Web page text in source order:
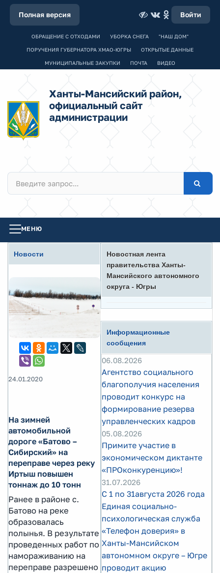
Полная версия Войти
ОБРАЩЕНИЕ С ОТХОДАМИ УБОРКА СНЕГА "НАШ ДОМ"
ПОРУЧЕНИЯ ГУБЕРНАТОРА ХМАО-ЮГРЫ ОТКРЫТЫЕ ДАННЫЕ
МУНИЦИПАЛЬНЫЕ ЗАКУПКИ ПОЧТА ВИДЕО
Ханты-Мансийский район,
официальный сайт
администрации
МЕНЮ
Новости
24.01.2020
На зимней
автомобильной
дороге «Батово –
Сибирский» на
переправе через реку
Иртыш повышен
тоннаж до 10 тонн
Ранее в районе с.
Батово на реке
образовалась
полынья. В результате
проведенных работ по
намораживанию на
переправе разрешено
Новостная лента
правительства Ханты-
Мансийского автономного
округа - Югры
Информационные
сообщения
06.08.2026
Агентство социального
благополучия населения
проводит конкурс на
формирование резерва
управленческих кадров
05.08.2026
Примите участие в
экономическом диктанте
«ПРОконкуренцию»!
31.07.2026
С 1 по 31августа 2026 года
Единая социально-
психологическая служба
«Телефон доверия» в
Ханты-Мансийском
автономном округе – Югре
проводит акцию